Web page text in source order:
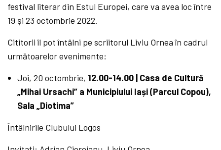
festival literar din Estul Europei, care va avea loc între
19 și 23 octombrie 2022.
Cititorii îl pot întâlni pe scriitorul Liviu Ornea în cadrul
următoarelor evenimente:
Joi, 20 octombrie, 12.00-14.00 | Casa de Cultură
„Mihai Ursachi” a Municipiului Iași (Parcul Copou),
Sala „Diotima”
Întâlnirile Clubului Logos